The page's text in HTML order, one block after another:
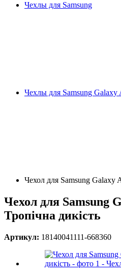
Чехлы для Samsung
Чехлы для Samsung Galaxy
Чехол для Samsung Galaxy
Чехол для Samsung
Тропічна дикість
Артикул: 18140041111-668360